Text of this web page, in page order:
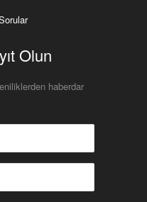
Olun
haberdar